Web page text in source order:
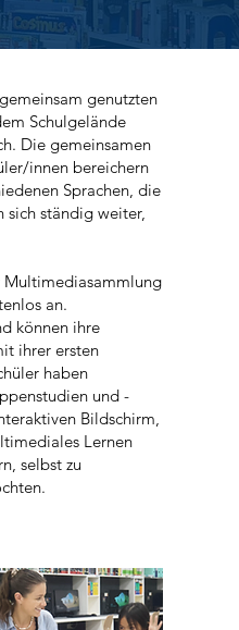
genutzten
Schulgelände
Die gemeinsamen
innen bereichern
Sprachen, die
sich ständig weiter,
Multimediasammlung
an.
können ihre
ihrer ersten
haben
und -
Bildschirm,
Lernen
selbst zu